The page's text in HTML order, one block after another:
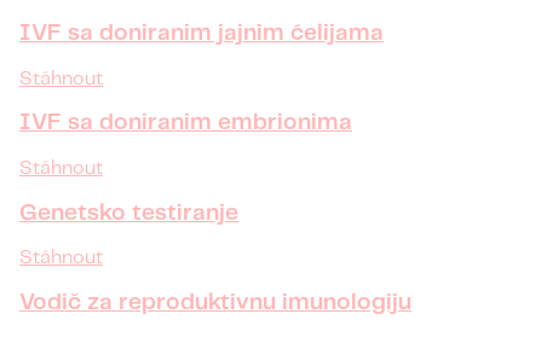
IVF sa doniranim jajnim ćelijama
Stáhnout
IVF sa doniranim embrionima
Stáhnout
Genetsko testiranje
Stáhnout
Vodič za reproduktivnu imunologiju